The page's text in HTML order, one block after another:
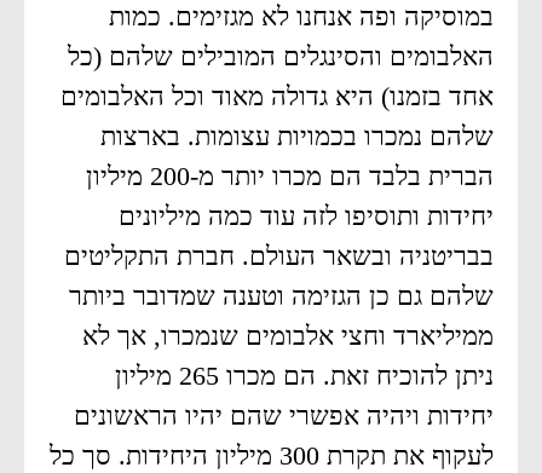
במוסיקה ופה אנחנו לא מגזימים. כמות
האלבומים והסינגלים המובילים שלהם (כל
אחד בזמנו) היא גדולה מאוד וכל האלבומים
שלהם נמכרו בכמויות עצומות. בארצות
הברית בלבד הם מכרו יותר מ-200 מיליון
יחידות ותוסיפו לזה עוד כמה מיליונים
בבריטניה ובשאר העולם. חברת התקליטים
שלהם גם כן הגזימה וטענה שמדובר ביותר
ממיליארד וחצי אלבומים שנמכרו, אך לא
ניתן להוכיח זאת. הם מכרו 265 מיליון
יחידות ויהיה אפשרי שהם יהיו הראשונים
לעקוף את תקרת 300 מיליון היחידות. סך כל